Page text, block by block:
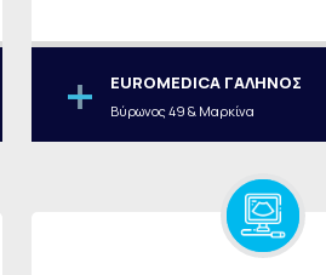
EUROMEDICA ΓΑΛΗΝΟΣ
Βύρωνος 49 & Μαρκίνα